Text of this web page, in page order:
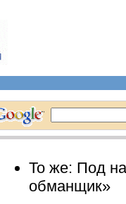
То же: Под
обманщик»